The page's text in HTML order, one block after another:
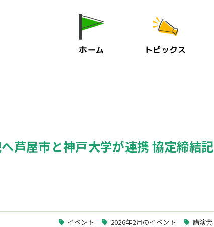
ホーム トピックス
芦屋市と神戸大学が連携 協定締結記
イベント 2026年2月のイベント 講演会